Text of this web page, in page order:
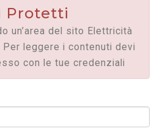
Protetti
un’area del sito Elettricità
Per leggere i contenuti devi
con le tue credenziali